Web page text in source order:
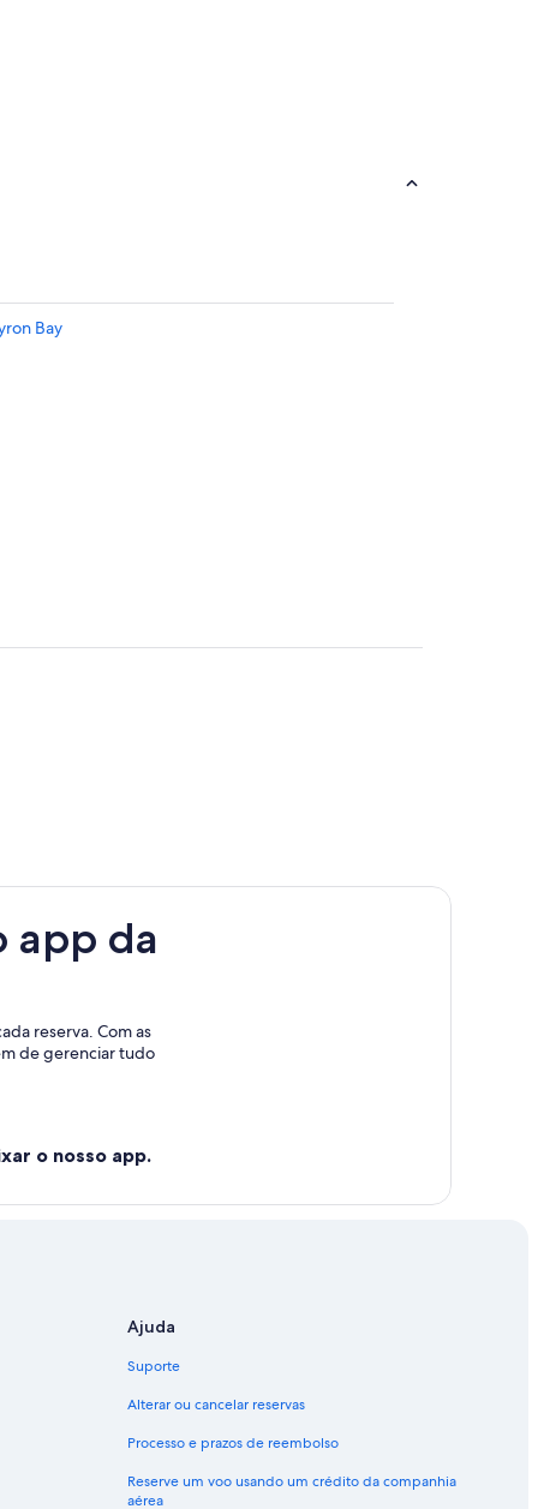
Bay
app da
reserva. Com as
de gerenciar tudo
o nosso app.
Ajuda
Suporte
Alterar ou cancelar reservas
Processo e prazos de reembolso
Reserve um voo usando um crédito da companhia
aérea